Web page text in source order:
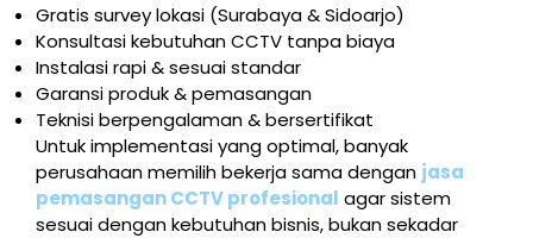
Gratis survey lokasi (Surabaya & Sidoarjo)
Konsultasi kebutuhan CCTV tanpa biaya
Instalasi rapi & sesuai standar
Garansi produk & pemasangan
Teknisi berpengalaman & bersertifikat
Untuk implementasi yang optimal, banyak
perusahaan memilih bekerja sama dengan jasa
pemasangan CCTV profesional agar sistem
sesuai dengan kebutuhan bisnis, bukan sekadar